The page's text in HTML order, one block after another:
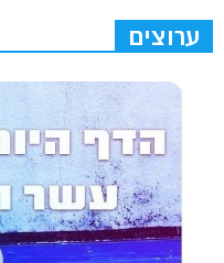
ערוצים